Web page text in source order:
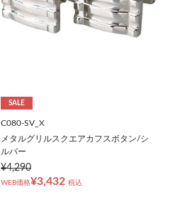
SALE
C080-SV_X
メタルグリルスクエアカフスボタン/シ
ルバー
¥4,290
WEB価格¥3,432 税込